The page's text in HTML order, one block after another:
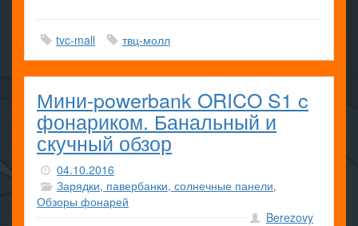
tvc-mall твц-молл
Мини-powerbank ORICO S1 c
фонариком. Банальный и
скучный обзор
04.10.2016
Зарядки, павербанки, солнечные панели,
Обзоры фонарей
Berezovy